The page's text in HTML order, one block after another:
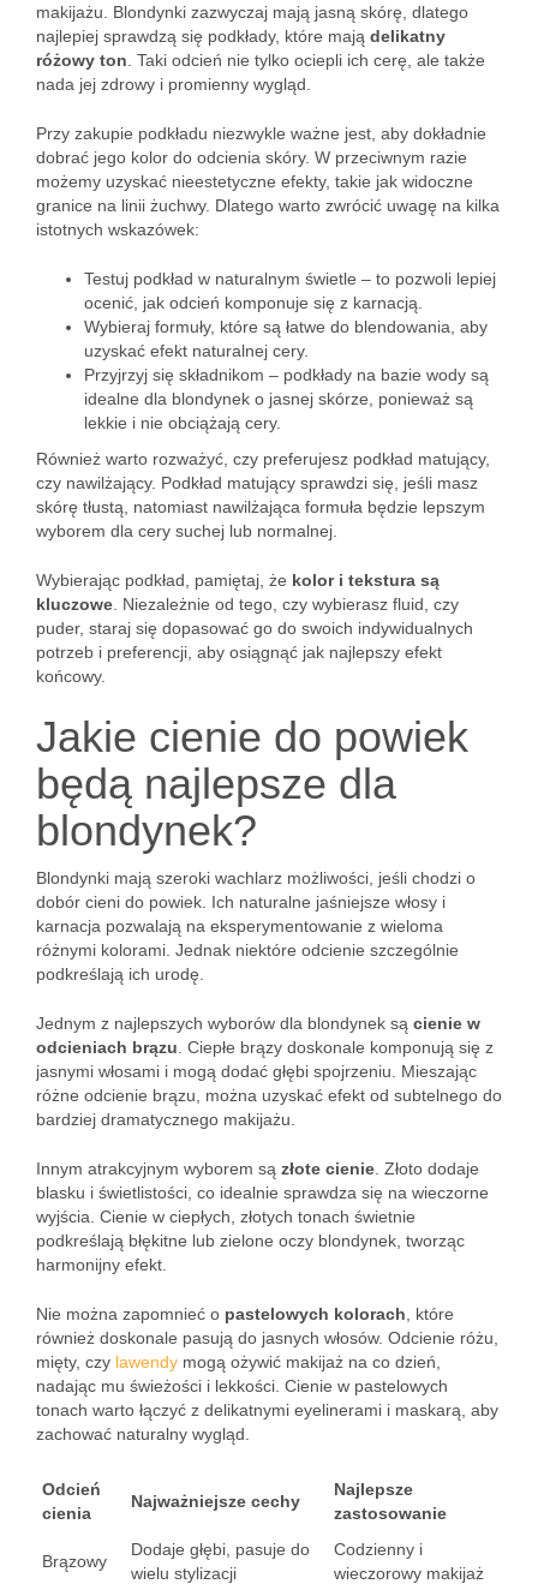
makijażu. Blondynki zazwyczaj mają jasną skórę, dlatego
najlepiej sprawdzą się podkłady, które mają delikatny
różowy ton . Taki odcień nie tylko ociepli ich cerę, ale także
nada jej zdrowy i promienny wygląd.
Przy zakupie podkładu niezwykle ważne jest, aby dokładnie
dobrać jego kolor do odcienia skóry. W przeciwnym razie
możemy uzyskać nieestetyczne efekty, takie jak widoczne
granice na linii żuchwy. Dlatego warto zwrócić uwagę na kilka
istotnych wskazówek:
Testuj podkład w naturalnym świetle – to pozwoli lepiej
ocenić, jak odcień komponuje się z karnacją.
Wybieraj formuły, które są łatwe do blendowania, aby
uzyskać efekt naturalnej cery.
Przyjrzyj się składnikom – podkłady na bazie wody są
idealne dla blondynek o jasnej skórze, ponieważ są
lekkie i nie obciążają cery.
Również warto rozważyć, czy preferujesz podkład matujący,
czy nawilżający. Podkład matujący sprawdzi się, jeśli masz
skórę tłustą, natomiast nawilżająca formuła będzie lepszym
wyborem dla cery suchej lub normalnej.
Wybierając podkład, pamiętaj, że kolor i tekstura są
kluczowe . Niezależnie od tego, czy wybierasz fluid, czy
puder, staraj się dopasować go do swoich indywidualnych
potrzeb i preferencji, aby osiągnąć jak najlepszy efekt
końcowy.
Jakie cienie do powiek
będą najlepsze dla
blondynek?
Blondynki mają szeroki wachlarz możliwości, jeśli chodzi o
dobór cieni do powiek. Ich naturalne jaśniejsze włosy i
karnacja pozwalają na eksperymentowanie z wieloma
różnymi kolorami. Jednak niektóre odcienie szczególnie
podkreślają ich urodę.
Jednym z najlepszych wyborów dla blondynek są cienie w
odcieniach brązu . Ciepłe brązy doskonale komponują się z
jasnymi włosami i mogą dodać głębi spojrzeniu. Mieszając
różne odcienie brązu, można uzyskać efekt od subtelnego do
bardziej dramatycznego makijażu.
Innym atrakcyjnym wyborem są złote cienie . Złoto dodaje
blasku i świetlistości, co idealnie sprawdza się na wieczorne
wyjścia. Cienie w ciepłych, złotych tonach świetnie
podkreślają błękitne lub zielone oczy blondynek, tworząc
harmonijny efekt.
Nie można zapomnieć o pastelowych kolorach , które
również doskonale pasują do jasnych włosów. Odcienie różu,
mięty, czy lawendy mogą ożywić makijaż na co dzień,
nadając mu świeżości i lekkości. Cienie w pastelowych
tonach warto łączyć z delikatnymi eyelinerami i maskarą, aby
zachować naturalny wygląd.
Odcień
cienia
Najważniejsze cechy
Najlepsze
zastosowanie
Brązowy
Dodaje głębi, pasuje do
wielu stylizacji
Codzienny i
wieczorowy makijaż